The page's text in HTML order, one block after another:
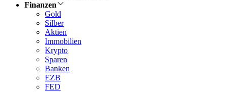
Finanzen
Gold
Silber
Aktien
Immobilien
Krypto
Sparen
Banken
EZB
FED